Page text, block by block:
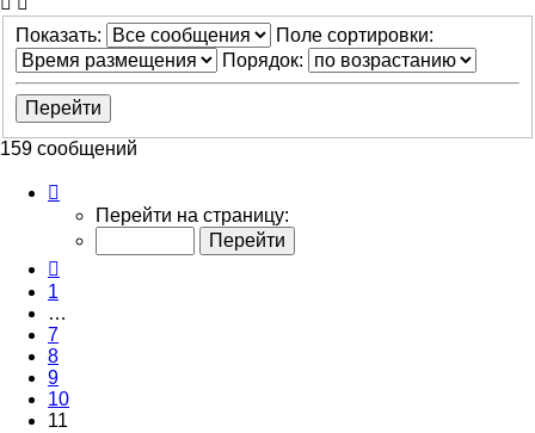
Показать:
Поле сортировки:
Порядок:
159 сообщений
11
11
Перейти на страницу:
1
…
7
8
9
10
11